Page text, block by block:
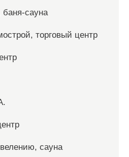
сауна
торговый центр
сауна